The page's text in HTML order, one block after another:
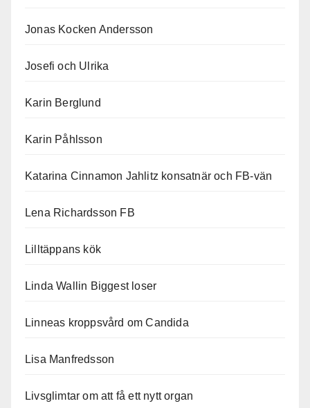
Jonas Kocken Andersson
Josefi och Ulrika
Karin Berglund
Karin Påhlsson
Katarina Cinnamon Jahlitz konsatnär och FB-vän
Lena Richardsson FB
Lilltäppans kök
Linda Wallin Biggest loser
Linneas kroppsvård om Candida
Lisa Manfredsson
Livsglimtar om att få ett nytt organ